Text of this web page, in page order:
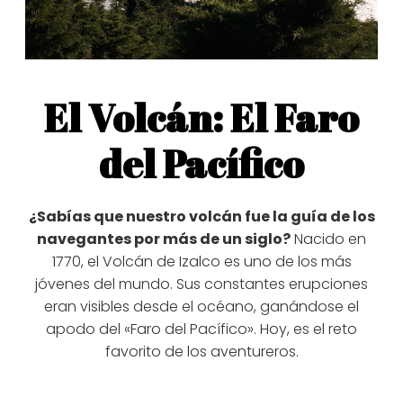
El Volcán: El Faro
del Pacífico
¿Sabías que nuestro volcán fue la guía de los
navegantes por más de un siglo?Nacido en
1770, el Volcán de Izalco es uno de los más
jóvenes del mundo. Sus constantes erupciones
eran visibles desde el océano, ganándose el
apodo del «Faro del Pacífico». Hoy, es el reto
favorito de los aventureros.